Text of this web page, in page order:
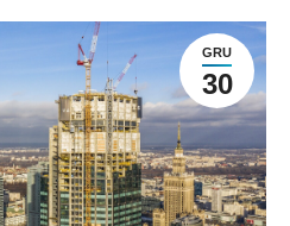
GRU
30